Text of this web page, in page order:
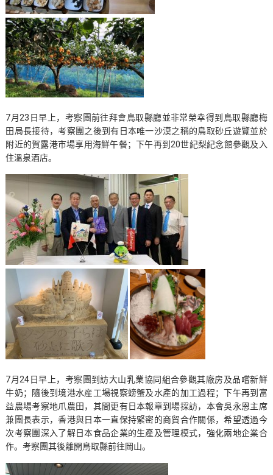
7月23日早上，考察團前往拜會鳥取縣廳並非常榮幸得到鳥取縣廳梅
田局長接待，考察團之後到有日本唯一沙漠之稱的鳥取砂丘遊覽並於
附近的賀露港市場享用海鮮午餐；下午再到20世紀梨紀念館參觀及入
住溫泉酒店。
7月24日早上，考察團到訪大山乳業協同組合參觀其廠房及品嚐新鮮
牛奶；隨後到境港水産工場視察螃蟹及水產的加工過程；下午再到富
益農場考察地爪農田，其間更有日本報章到場採訪，本會吳永恩主席
兼團長表示，香港與日本一直保持緊密的商貿合作關係，希望透過今
次考察團深入了解日本食品企業的生產及管理模式，強化兩地企業合
作。考察團其後離開鳥取縣前往岡山。